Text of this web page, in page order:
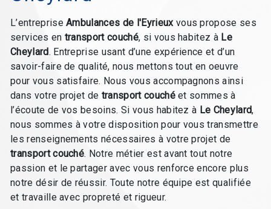
L’entrepriseAmbulances de l'Eyrieuxvous propose ses
services en transport couché, si vous habitez à Le
Cheylard. Entreprise usant d’une expérience et d’un
savoir-faire de qualité, nous mettons tout en oeuvre
pour vous satisfaire. Nous vous accompagnons ainsi
dans votre projet de transport couchéet sommes à
l’écoute de vos besoins. Si vous habitez à Le Cheylard,
nous sommes à votre disposition pour vous transmettre
les renseignements nécessaires à votre projet de
transport couché. Notre métier est avant tout notre
passion et le partager avec vous renforce encore plus
notre désir de réussir. Toute notre équipe est qualifiée
et travaille avec propreté et rigueur.